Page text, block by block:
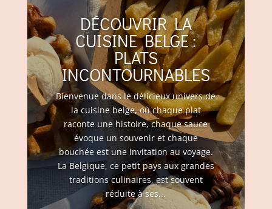
DÉCOUVRIR LA
CUISINE BELGE :
PLATS
INCONTOURNABLES
Bienvenue dans le délicieux univers de
la cuisine belge, où chaque plat
raconte une histoire, chaque sauce
évoque un souvenir et chaque
bouchée est une invitation au voyage.
La Belgique, ce petit pays aux grandes
traditions culinaires, est souvent
réduite à ses...